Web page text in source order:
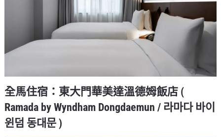
全馬住宿：東大門華美達溫德姆飯店 (
Ramada by Wyndham Dongdaemun / 라마다 바이
윈덤 동대문 )